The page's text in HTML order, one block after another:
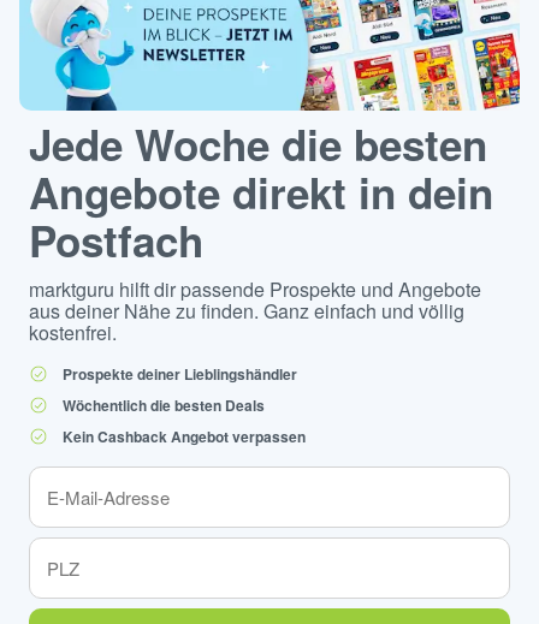
Jede Woche die besten
Angebote direkt in dein
Postfach
marktguru hilft dir passende Prospekte und Angebote
aus deiner Nähe zu finden. Ganz einfach und völlig
kostenfrei.
Prospekte deiner Lieblingshändler
Wöchentlich die besten Deals
Kein Cashback Angebot verpassen